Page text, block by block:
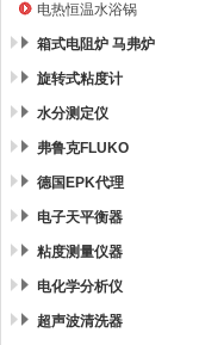
电热恒温水浴锅
箱式电阻炉 马弗炉
旋转式粘度计
水分测定仪
弗鲁克FLUKO
德国EPK代理
电子天平衡器
粘度测量仪器
电化学分析仪
超声波清洗器